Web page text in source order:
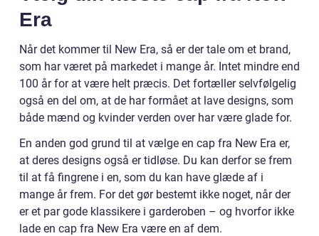
Era
Når det kommer til New Era, så er der tale om et brand,
som har været på markedet i mange år. Intet mindre end
100 år for at være helt præcis. Det fortæller selvfølgelig
også en del om, at de har formået at lave designs, som
både mænd og kvinder verden over har være glade for.
En anden god grund til at vælge en cap fra New Era er,
at deres designs også er tidløse. Du kan derfor se frem
til at få fingrene i en, som du kan have glæde af i
mange år frem. For det gør bestemt ikke noget, når der
er et par gode klassikere i garderoben – og hvorfor ikke
lade en cap fra New Era være en af dem.